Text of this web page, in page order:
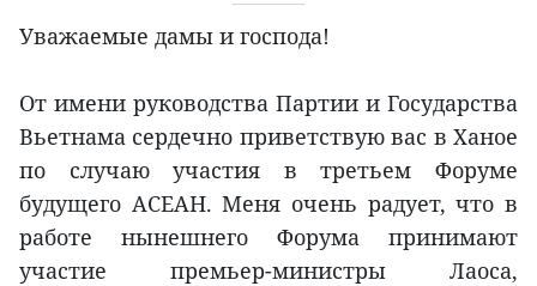
Уважаемые дамы и господа!
От имени руководства Партии и Государства
Вьетнама сердечно приветствую вас в Ханое
по случаю участия в третьем Форуме
будущего АСЕАН. Меня очень радует, что в
работе нынешнего Форума принимают
участие премьер-министры Лаоса,